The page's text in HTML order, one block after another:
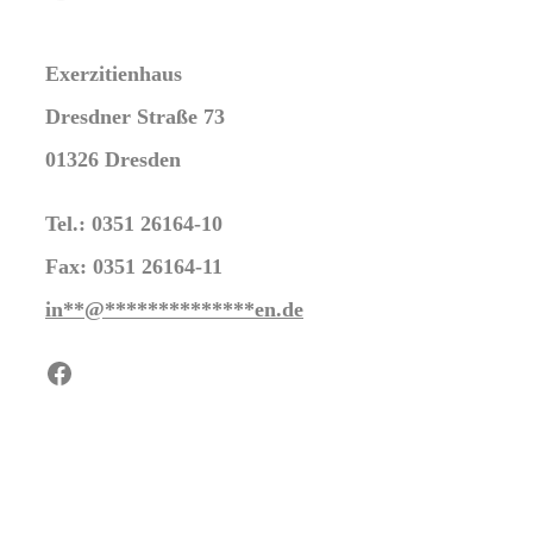
Exerzitienhaus
Dresdner Straße 73
01326 Dresden
Tel.: 0351 26164-10
Fax: 0351 26164-11
in**@**************en.de
Facebook